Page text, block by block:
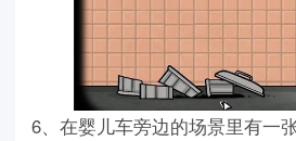
6、在婴儿车旁边的场景里有一